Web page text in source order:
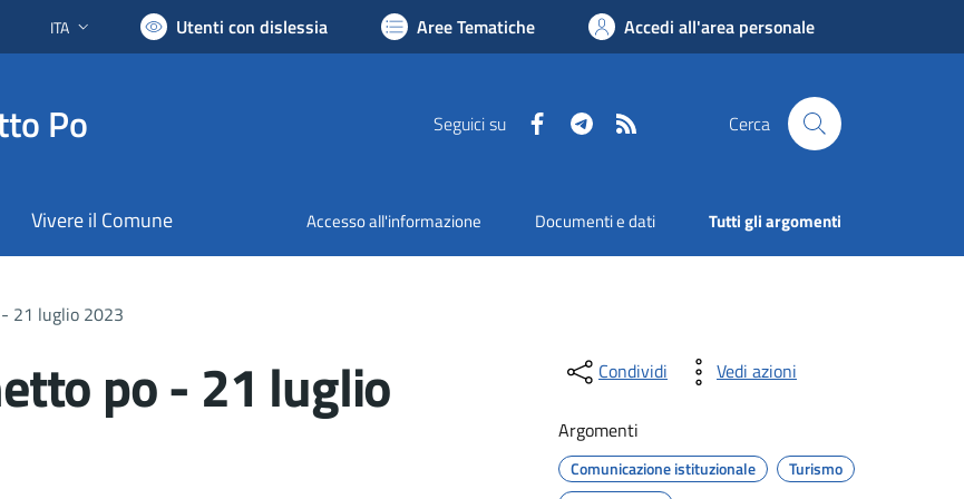
Lingua attiva:
ITA Utenti con dislessia Aree Tematiche Accedi all'area personale
Po Seguici su FacebookTelegram Cerca
Vivere il Comune Accesso all'informazione Documenti e dati Tutti gli argomenti
21 luglio 2023
po - 21 luglio
Condividi Vedi azioni
Argomenti
Comunicazione istituzionale
Turismo